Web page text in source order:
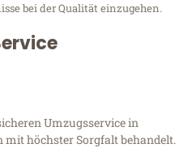
bei der Qualität einzugehen.
Umzugsservice in
mit höchster Sorgfalt behandelt.